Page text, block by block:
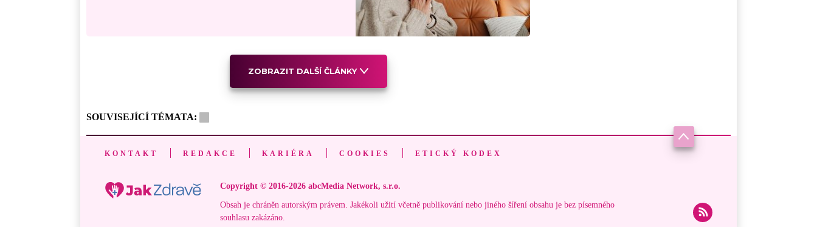
ZOBRAZIT DALŠÍ ČLÁNKY
SOUVISEJÍCÍ TÉMATA:
KONTAKT REDAKCE KARIÉRA COOKIES ETICKÝ KODEX
Copyright © 2016-2026 abcMedia Network, s.r.o.
Obsah je chráněn autorským právem. Jakékoli užití včetně publikování nebo jiného šíření obsahu je bez písemného
souhlasu zakázáno.